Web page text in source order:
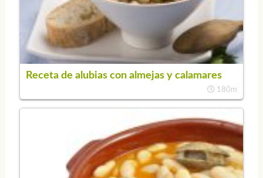
Receta de alubias con almejas y calamares
180m